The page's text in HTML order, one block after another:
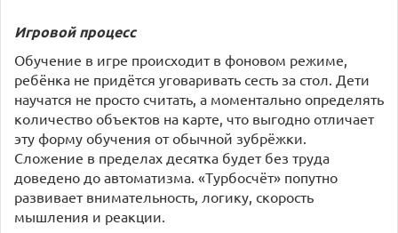
Игровой процесс
Обучение в игре происходит в фоновом режиме,
ребёнка не придётся уговаривать сесть за стол. Дети
научатся не просто считать, а моментально определять
количество объектов на карте, что выгодно отличает
эту форму обучения от обычной зубрёжки.
Сложение в пределах десятка будет без труда
доведено до автоматизма. «Турбосчёт» попутно
развивает внимательность, логику, скорость
мышления и реакции.